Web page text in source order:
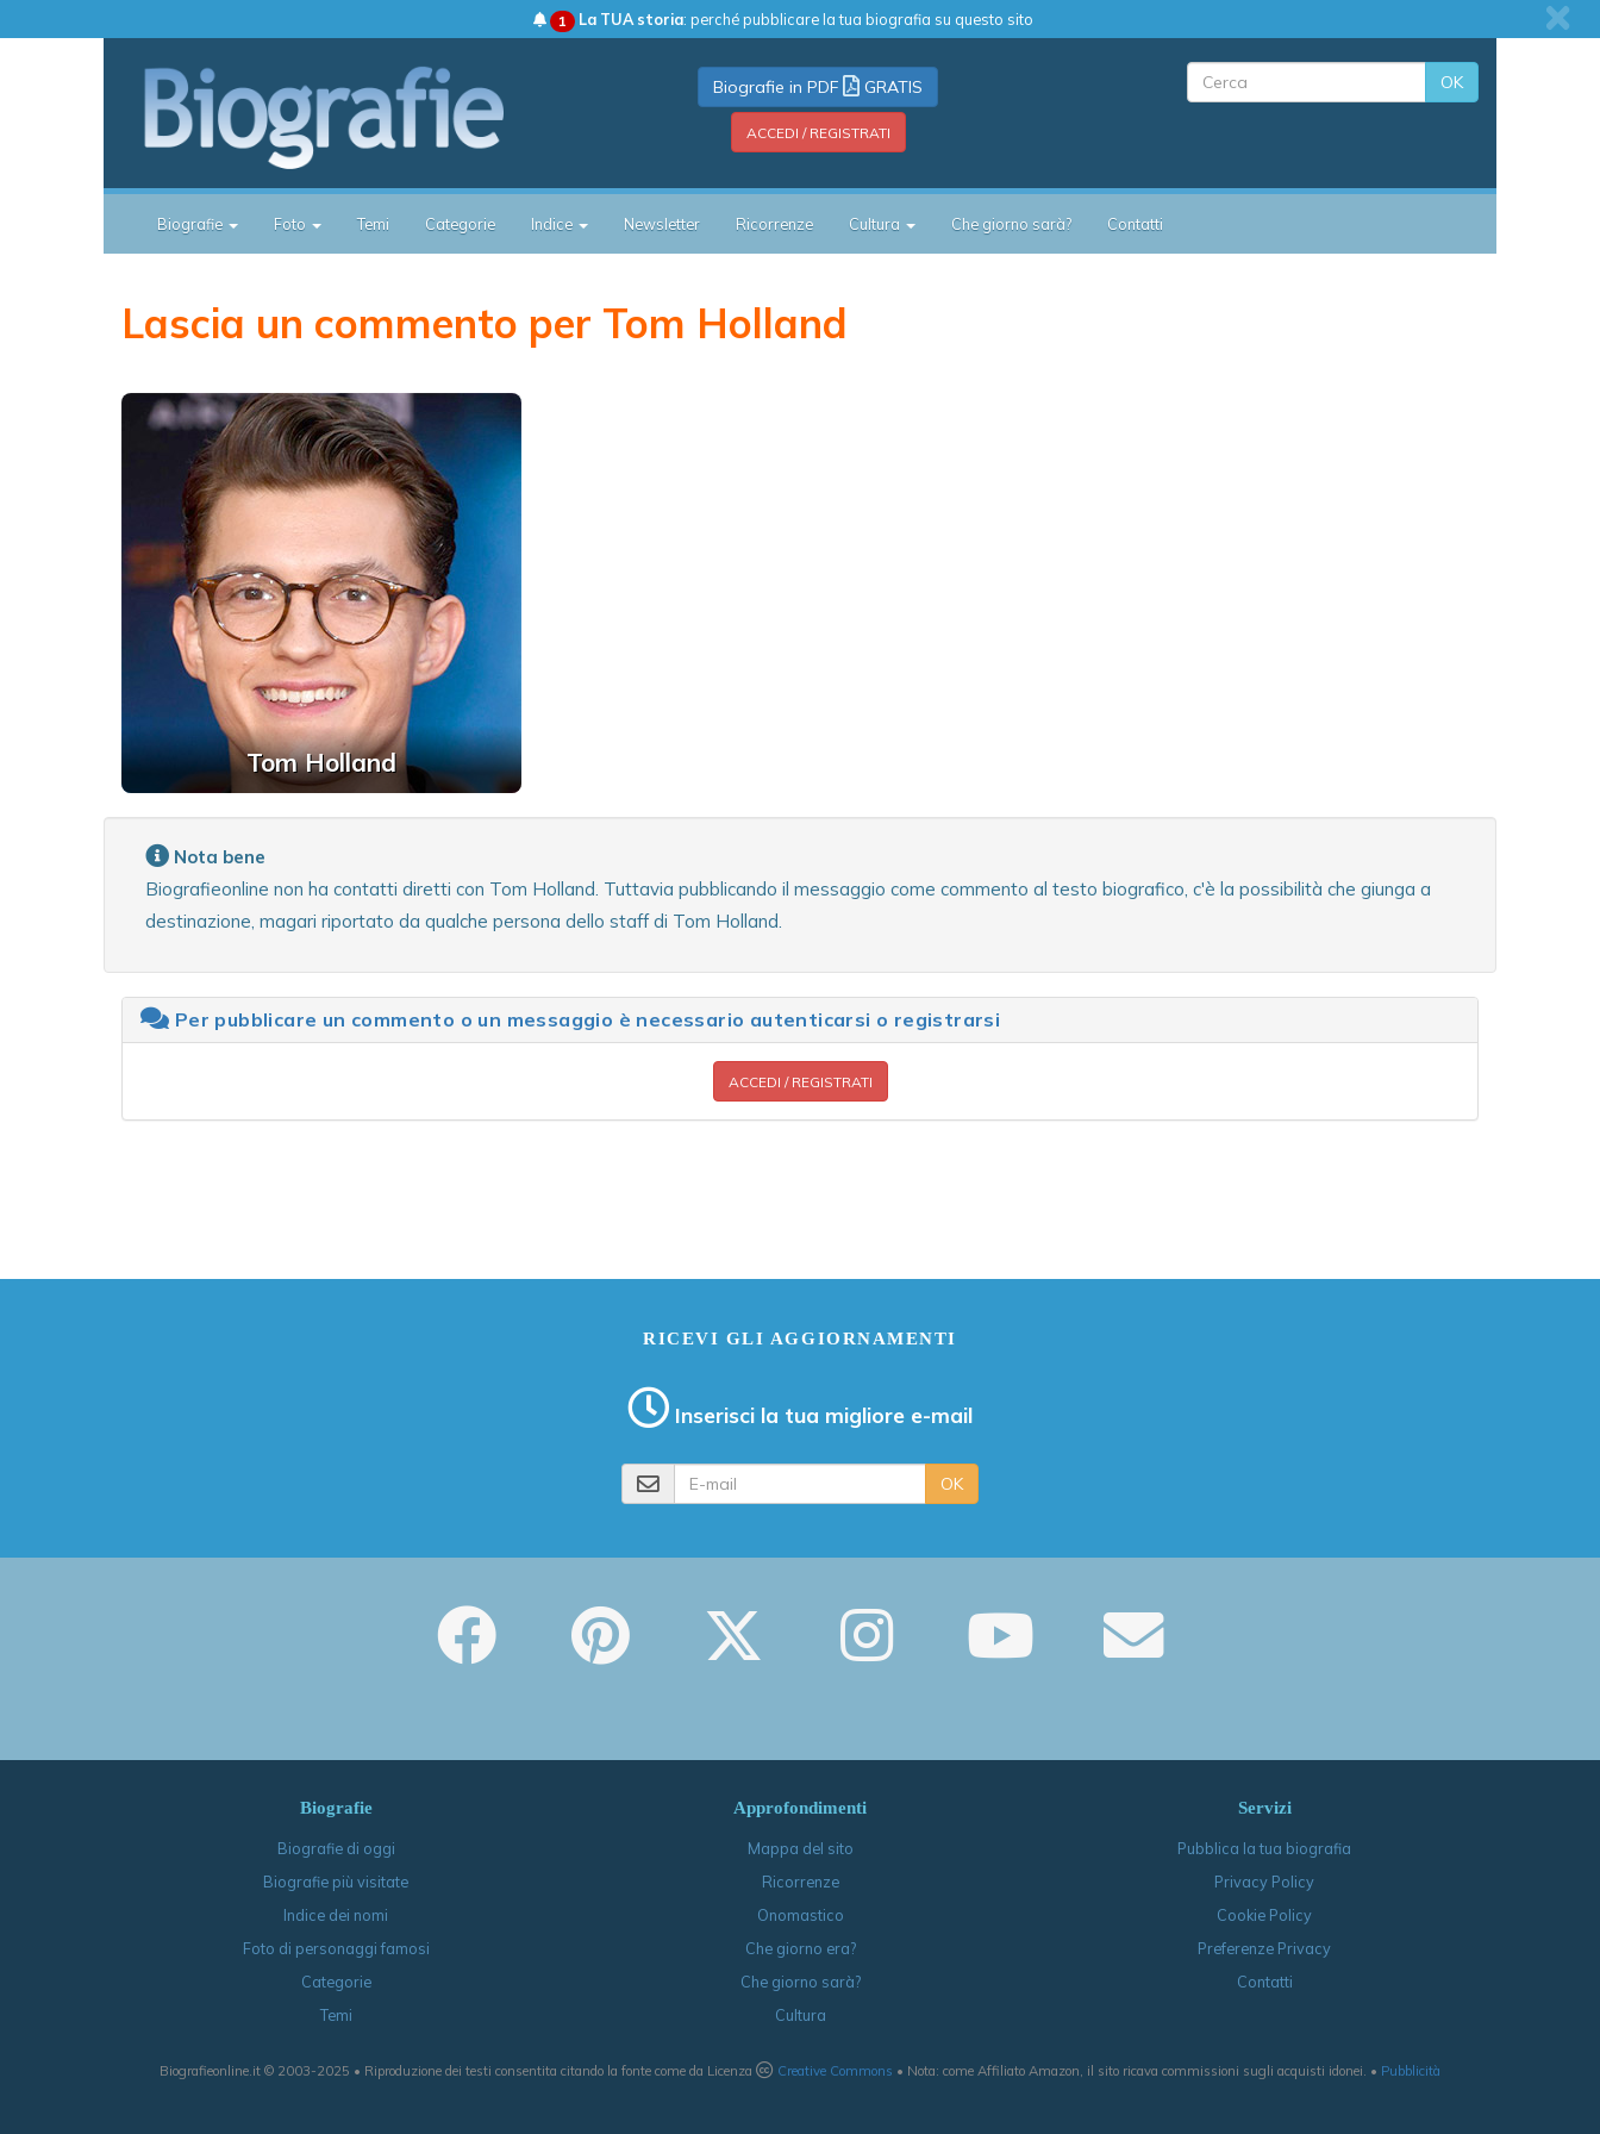
1 La TUA storia: perché pubblicare la tua biografia su questo sito
Biografie in PDF GRATIS
ACCEDI / REGISTRATI
OK
Biografie Foto Temi Categorie Indice Newsletter Ricorrenze Cultura Che giorno sarà? Contatti
Lascia un commento per Tom Holland
Tom Holland
Nota bene
Biografieonline non ha contatti diretti con Tom Holland. Tuttavia pubblicando il messaggio come commento al testo biografico, c'è la possibilità che giunga a
destinazione, magari riportato da qualche persona dello staff di Tom Holland.
Per pubblicare un commento o un messaggio è necessario autenticarsi o registrarsi
ACCEDI / REGISTRATI
RICEVI GLI AGGIORNAMENTI
Inserisci la tua migliore e-mail
OK
Biografie
Biografie di oggi
Biografie più visitate
Indice dei nomi
Foto di personaggi famosi
Categorie
Temi
Approfondimenti
Mappa del sito
Ricorrenze
Onomastico
Che giorno era?
Che giorno sarà?
Cultura
Servizi
Pubblica la tua biografia
Privacy Policy
Cookie Policy
Preferenze Privacy
Contatti
Biografieonline.it © 2003-2025 • Riproduzione dei testi consentita citando la fonte come da Licenza Creative Commons • Nota: come Affiliato Amazon, il sito ricava commissioni sugli acquisti idonei. • Pubblicità